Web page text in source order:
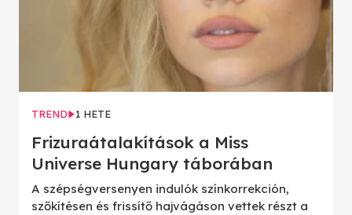
TREND 1 HETE
Frizuraátalakítások a Miss
Universe Hungary táborában
A szépségversenyen indulók színkorrekción,
szőkítésen és frissítő hajvágáson vettek részt a